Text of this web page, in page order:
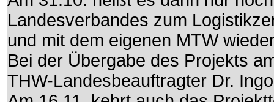
Landesverbandes zum
und mit dem eigenen MTW
Bei der Übergabe des Projekts
THW-Landesbeauftragter Dr.